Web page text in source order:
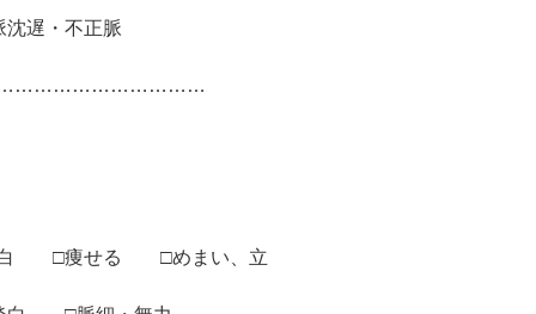
遅・不正脈
白 □痩せる □めまい、立